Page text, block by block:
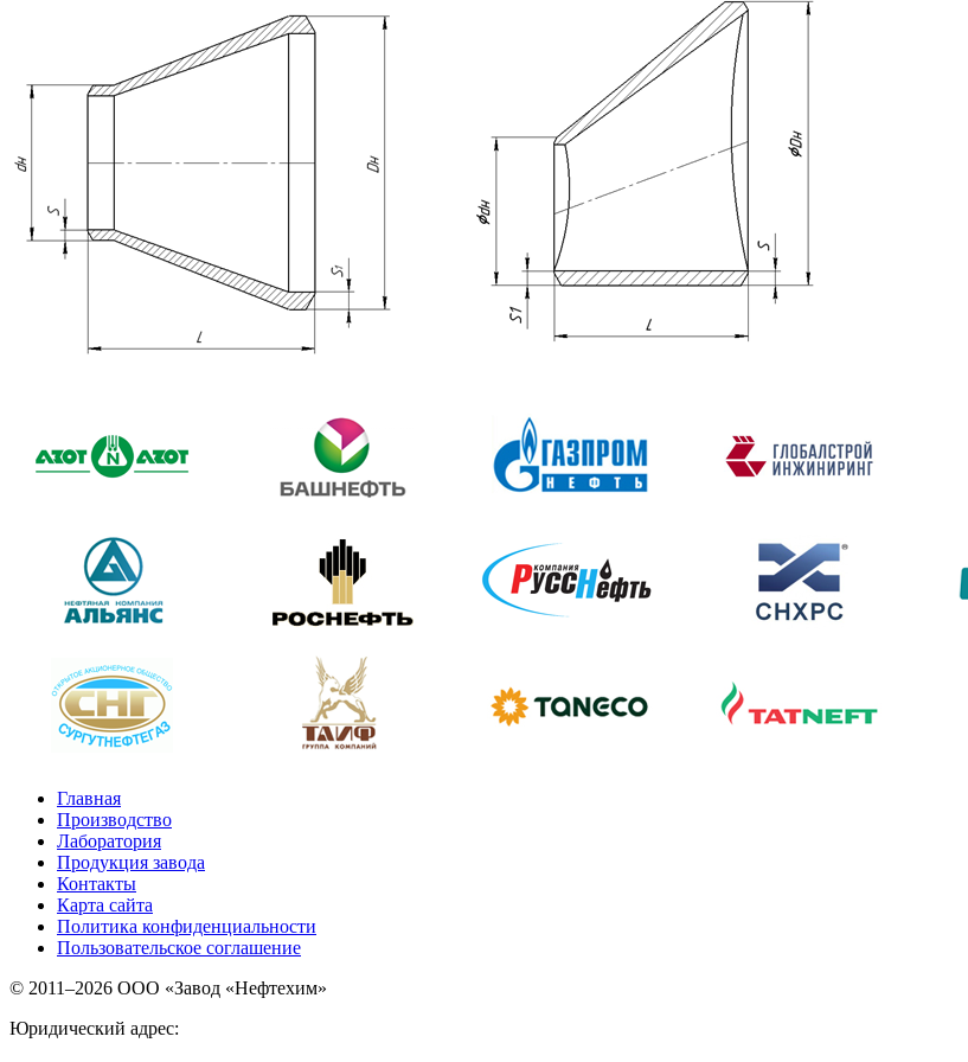
Главная
Производство
Лаборатория
Продукция завода
Контакты
Карта сайта
Политика конфиденциальности
Пользовательское соглашение
© 2011–2026 ООО «Завод «Нефтехим»
Юридический адрес: